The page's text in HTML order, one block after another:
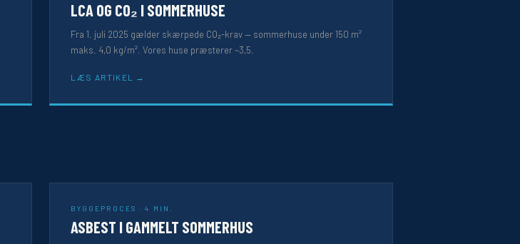
LCA OG CO₂ I SOMMERHUSE
Fra 1. juli 2025 gælder skærpede CO₂-krav — sommerhuse under 150 m²
maks. 4,0 kg/m². Vores huse præsterer ~3,5.
LÆS ARTIKEL
BYGGEPROCES · 4 MIN.
ASBEST I GAMMELT SOMMERHUS